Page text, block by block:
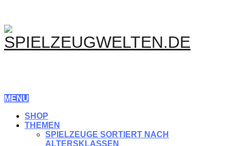
MENU
SHOP
THEMEN
SPIELZEUGE SORTIERT NACH
ALTERSKLASSEN